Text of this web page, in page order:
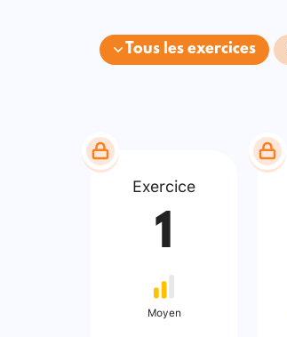
Tous les exercices
Exercice
1
Moyen